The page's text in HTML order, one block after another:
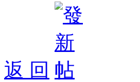
返 回